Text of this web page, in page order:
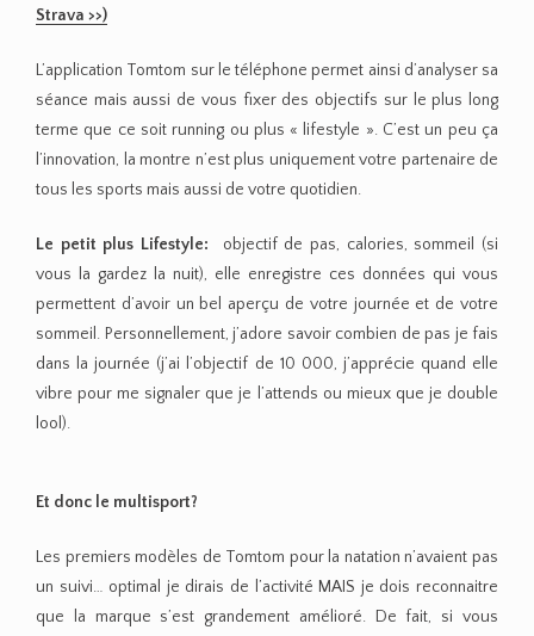
Strava >>)
L’application Tomtom sur le téléphone permet ainsi d’analyser sa
séance mais aussi de vous fixer des objectifs sur le plus long
terme que ce soit running ou plus « lifestyle ». C’est un peu ça
l’innovation, la montre n’est plus uniquement votre partenaire de
tous les sports mais aussi de votre quotidien.
Le petit plus Lifestyle: objectif de pas, calories, sommeil (si
vous la gardez la nuit), elle enregistre ces données qui vous
permettent d’avoir un bel aperçu de votre journée et de votre
sommeil. Personnellement, j’adore savoir combien de pas je fais
dans la journée (j’ai l’objectif de 10 000, j’apprécie quand elle
vibre pour me signaler que je l’attends ou mieux que je double
lool).
Et donc le multisport?
Les premiers modèles de Tomtom pour la natation n’avaient pas
un suivi… optimal je dirais de l’activité MAIS je dois reconnaitre
que la marque s’est grandement amélioré. De fait, si vous